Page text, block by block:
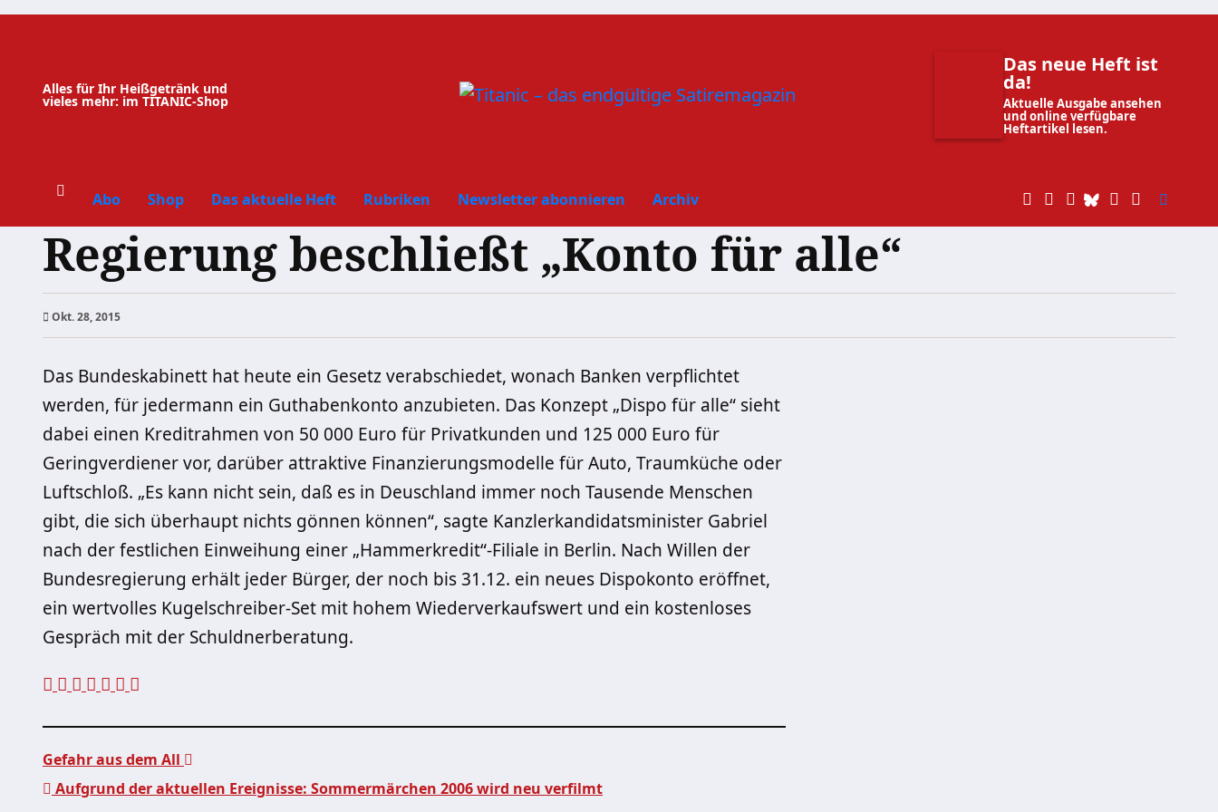
Zum
Alles für Ihr Heißgetränk und
vieles mehr: im TITANIC-Shop
Das neue Heft ist
da!
Aktuelle Ausgabe ansehen
und online verfügbare
Heftartikel lesen.
Abo Shop Das aktuelle Heft Rubriken Newsletter abonnieren Archiv
Regierung beschließt „Konto für alle“
Okt. 28, 2015
Das Bundeskabinett hat heute ein Gesetz verabschiedet, wonach Banken verpflichtet
werden, für jedermann ein Guthabenkonto anzubieten. Das Konzept „Dispo für alle“ sieht
dabei einen Kreditrahmen von 50 000 Euro für Privatkunden und 125 000 Euro für
Geringverdiener vor, darüber attraktive Finanzierungsmodelle für Auto, Traumküche oder
Luftschloß. „Es kann nicht sein, daß es in Deuschland immer noch Tausende Menschen
gibt, die sich überhaupt nichts gönnen können“, sagte Kanzlerkandidatsminister Gabriel
nach der festlichen Einweihung einer „Hammerkredit“-Filiale in Berlin. Nach Willen der
Bundesregierung erhält jeder Bürger, der noch bis 31.12. ein neues Dispokonto eröffnet,
ein wertvolles Kugelschreiber-Set mit hohem Wiederverkaufswert und ein kostenloses
Gespräch mit der Schuldnerberatung.
Gefahr aus dem All
Aufgrund der aktuellen Ereignisse: Sommermärchen 2006 wird neu verfilmt